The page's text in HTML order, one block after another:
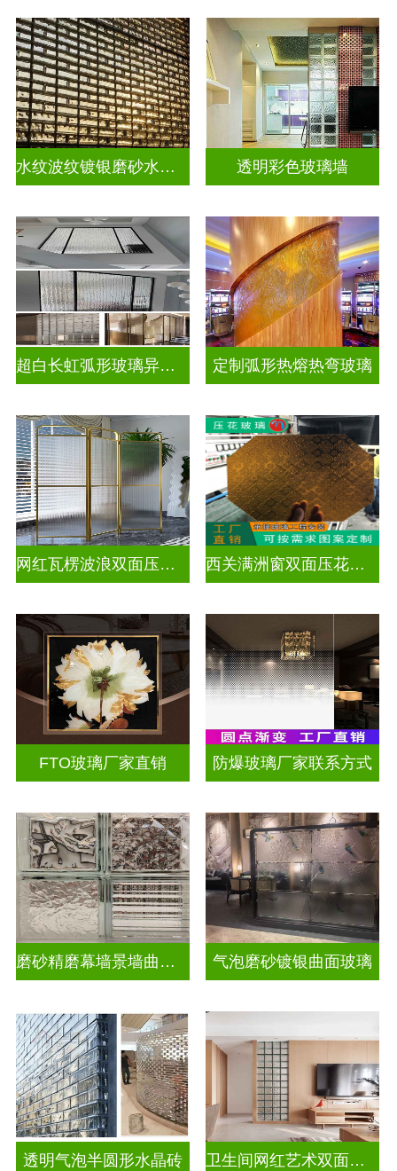
水纹波纹镀银磨砂水晶砖 透明彩色玻璃墙
超白长虹弧形玻璃异形弧形玻璃 定制弧形热熔热弯玻璃
网红瓦楞波浪双面压花玻璃 西关满洲窗双面压花玻璃
FTO玻璃厂家直销 防爆玻璃厂家联系方式
磨砂精磨幕墙景墙曲面玻璃 气泡磨砂镀银曲面玻璃
透明气泡半圆形水晶砖 卫生间网红艺术双面玻璃砖